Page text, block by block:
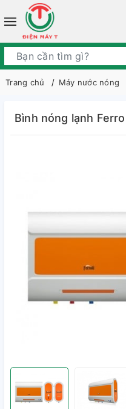
Trang chủ Máy nước nóng
Bình nóng lạnh